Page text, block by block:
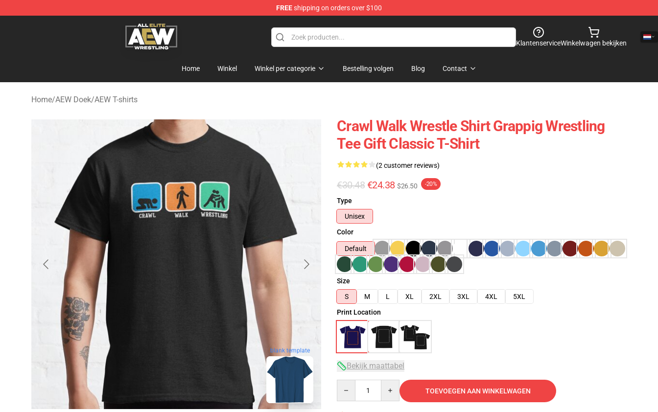
FREEshipping on orders over $100
Aew Shop ⚡️ Official Aew Merchandise Store
KlantenserviceWinkelwagen bekijken
Home Winkel Winkel per categorie Bestelling volgen Blog Contact
Home/AEW Doek/AEW T-shirts
blank template
Crawl Walk Wrestle Shirt Grappig Wrestling
Tee Gift Classic T-Shirt
(2 customer reviews)
€30.48 €24.38 $26.50 -20%
Type
Unisex
Color
Default
Size
S
M L XL 2XL 3XL 4XL
5XL
Print Location
Bekijk maattabel
TOEVOEGEN AAN WINKELWAGEN